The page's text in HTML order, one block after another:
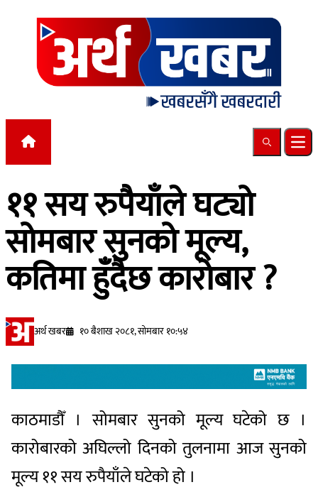
Skip to content
Search
११ सय रुपैयाँले घट्यो
सोमबार सुनको मूल्य,
कतिमा हुँदैछ कारोबार ?
अर्थ खबर १० बैशाख २०८१, सोमबार १०:५४
काठमाडौँ । सोमबार सुनको मूल्य घटेको छ ।
कारोबारको अघिल्लो दिनको तुलनामा आज सुनको
मूल्य ११ सय रुपैयाँले घटेको हो ।